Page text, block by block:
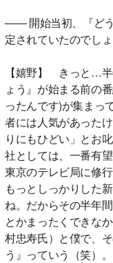
―― 開始当初、『ど
定されていたのでし
【嬉野】 きっと…
ょう』が始まる前の
ったんです)が集まっ
者には人気があった
りにもひどい」とお
社としては、一番有
東京のテレビ局に修
もっとしっかりした
ね。だからその半年
とかまったくできな
村忠寿氏）と僕で、
う』っていう（笑）。